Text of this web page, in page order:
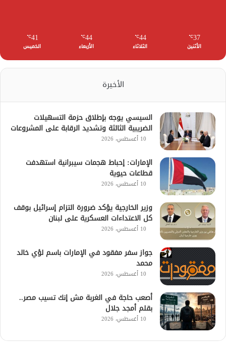
37
℃
الأثنين
44
℃
الثلاثاء
44
℃
الأربعاء
41
℃
الخميس
الأخيرة
السيسي يوجه بإطلاق حزمة التسهيلات
الضريبية الثالثة وتشديد الرقابة على المشروعات
10 أغسطس، 2026
الإمارات: إحباط هجمات سيبرانية استهدفت
قطاعات حيوية
10 أغسطس، 2026
وزير الخارجية يؤكد ضرورة التزام إسرائيل بوقف
كل الاعتداءات العسكرية على لبنان
10 أغسطس، 2026
جواز سفر مفقود في الإمارات باسم لؤي خالد
محمد
10 أغسطس، 2026
أصعب حاجة في الغربة مش إنك تسيب مصر..
بقلم أمجد جلال
10 أغسطس، 2026